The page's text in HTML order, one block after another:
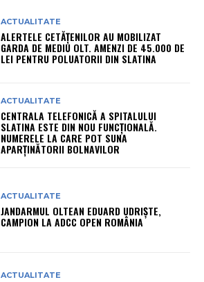
ACTUALITATE
ALERTELE CETĂȚENILOR AU MOBILIZAT
GARDA DE MEDIU OLT. AMENZI DE 45.000 DE
LEI PENTRU POLUATORII DIN SLATINA
ACTUALITATE
CENTRALA TELEFONICĂ A SPITALULUI
SLATINA ESTE DIN NOU FUNCȚIONALĂ.
NUMERELE LA CARE POT SUNA
APARȚINĂTORII BOLNAVILOR
ACTUALITATE
JANDARMUL OLTEAN EDUARD UDRIȘTE,
CAMPION LA ADCC OPEN ROMÂNIA
ACTUALITATE